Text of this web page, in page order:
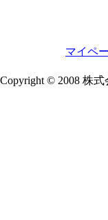
マイペ
Copyright © 2008 株式